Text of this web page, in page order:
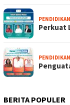
PENDIDIKAN
Perkuat
PENDIDIKAN
BERITA POPULER